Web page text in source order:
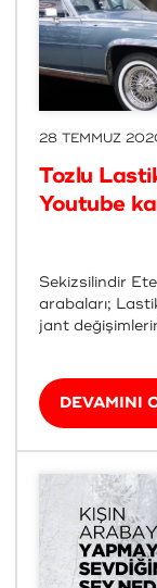
28 TEMMUZ
Tozlu
Youtube
Sekizsilindir
arabaları;
jant
DEVAMINI